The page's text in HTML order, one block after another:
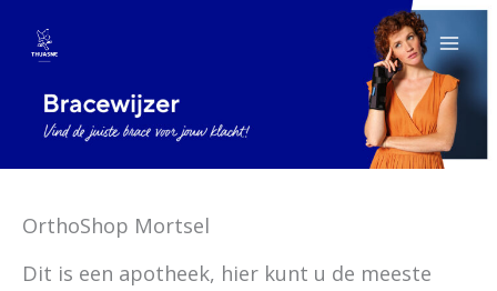
naar
inhoud
OrthoShop Mortsel
Dit is een apotheek, hier kunt u de meeste